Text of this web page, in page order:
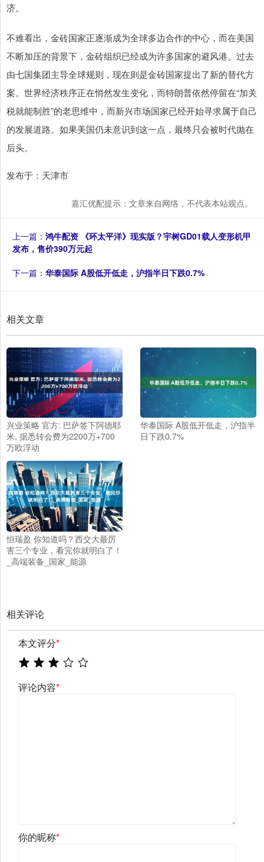
济。
不难看出，金砖国家正逐渐成为全球多边合作的中心，而在美国
不断加压的背景下，金砖组织已经成为许多国家的避风港。过去
由七国集团主导全球规则，现在则是金砖国家提出了新的替代方
案。世界经济秩序正在悄然发生变化，而特朗普依然停留在“加关
税就能制胜”的老思维中，而新兴市场国家已经开始寻求属于自己
的发展道路。如果美国仍未意识到这一点，最终只会被时代抛在
后头。
发布于：天津市
嘉汇优配提示：文章来自网络，不代表本站观点。
上一篇： 鸿牛配资 《环太平洋》现实版？宇树GD01载人变形机甲
发布，售价390万元起
下一篇： 华泰国际 A股低开低走，沪指半日下跌0.7%
相关文章
兴业策略 官方: 巴萨签下阿德耶
米, 据悉转会费为2200万+700
万欧浮动
华泰国际 A股低开低走，沪指半
日下跌0.7%
恒瑞盈 你知道吗？西交大最厉
害三个专业，看完你就明白了！
_高端装备_国家_能源
相关评论
本文评分*
评论内容*
你的昵称*